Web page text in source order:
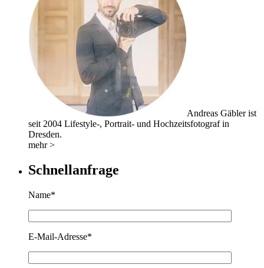
Andreas Gäbler ist
seit 2004 Lifestyle-, Portrait- und Hochzeitsfotograf in
Dresden.
mehr >
Schnellanfrage
Name*
E-Mail-Adresse*